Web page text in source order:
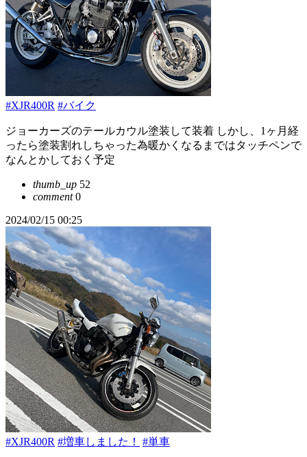
#XJR400R #バイク
ジョーカーズのテールカウル塗装して装着 しかし、1ヶ月経
ったら塗装割れしちゃった為暖かくなるまではタッチペンで
なんとかしておく予定
thumb_up 52
comment0
2024/02/15 00:25
#XJR400R #増車しました！ #単車